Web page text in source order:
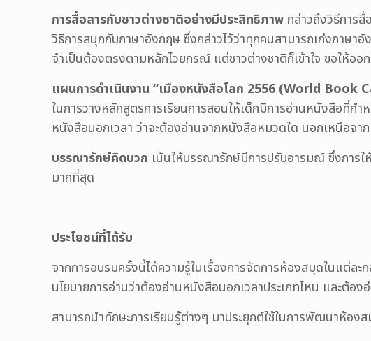
การสื่อสารกับชาวต่างชาติอย่างมีประสิทธิภาพ กล่าวถึงวิธีการ
วิธีการสนุกกับภาษาอังกฤษ ซึ่งกล่าวไว้ว่าทุกคนสามารถเก่งภาษา
จำเป็นต้องตรงตามหลักไวยกรณ์ แต่ชาวต่างชาติก็เข้าใจ ขอให้อ
แผนการดำเนินงาน “เมืองหนังสือโลก 2556 (World Book
ในการวางหลักสูตรการเรียนการสอนให้เด็กมีการอ่านหนังสือที่ก
หนังสือนอกเวลา ว่าจะต้องอ่านจากหนังสือหมวดใด นอกเหนือจา
บรรณารักษ์คิดบวก เน้นให้บรรณารักษ์มีการปรับอารมณ์ ซึ่งการใ
มากที่สุด
ประโยชน์ที่ได้รับ
จากการอบรมครั้งนี้ได้ความรู้ในเรื่องการจัดการห้องสมุดในแต่ล
นโยบายการอ่านว่าต้องอ่านหนังสือนอกเวลาประเภทไหน และต้อ
สามารถนำทักษะการเรียนรู้ต่างๆ มาประยุกต์ใช้ในการพัฒนาห้อง